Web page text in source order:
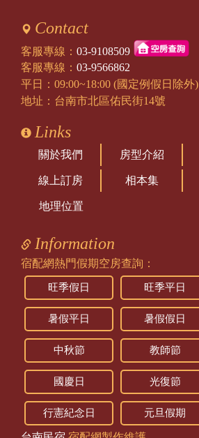
Contact
客服專線： 03-9108509
客服專線： 03-9566862
平日：09:00~18:00 (國定例假日除外)
地址：台南市北區佑民街14號
Links
關於我們 房型介紹
線上訂房 相本集
地理位置
Information
宿配網熱門假期空房查詢：
旺季假日 旺季平日
暑假平日 暑假假日
中秋節 教師節
國慶日 光復節
行憲紀念日 元旦假期